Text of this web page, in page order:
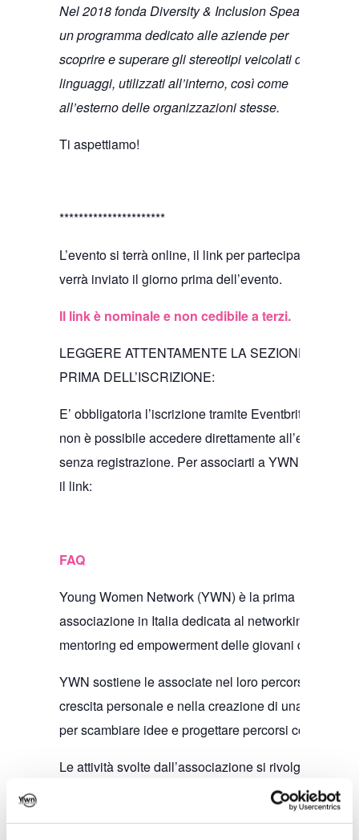
Nel 2018 fonda Diversity & Inclusion Speaking,
un programma dedicato alle aziende per
scoprire e superare gli stereotipi veicolati dei
linguaggi, utilizzati all’interno, così come
all’esterno delle organizzazioni stesse.
Ti aspettiamo!
**********************
L’evento si terrà online, il link per parteciparvi
verrà inviato il giorno prima dell’evento.
Il link è nominale e non cedibile a terzi.
LEGGERE ATTENTAMENTE LA SEZIONE FAQ
PRIMA DELL’ISCRIZIONE:
E’ obbligatoria l’iscrizione tramite Eventbrite e
non è possibile accedere direttamente all’evento
senza registrazione. Per associarti a YWN segui
il link:
FAQ
Young Women Network (YWN) è la prima
associazione in Italia dedicata al networking,
mentoring ed empowerment delle giovani donne.
YWN sostiene le associate nel loro percorso di
crescita personale e nella creazione di una rete
per scambiare idee e progettare percorsi comuni.
Le attività svolte dall’associazione si rivolgono
alle giovani donne e rappresentano un unicum